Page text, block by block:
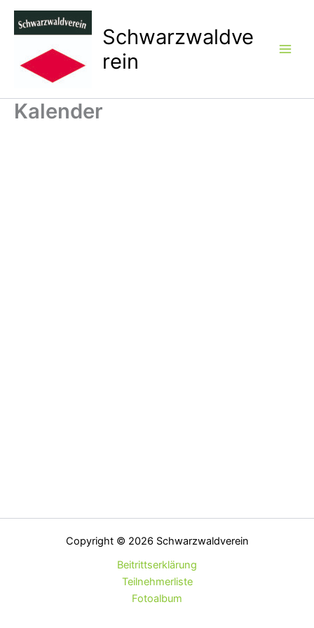
Zum
Inhalt
Schwarzwaldve
rein
Kalender
Copyright © 2026 Schwarzwaldverein
Beitrittserklärung
Teilnehmerliste
Fotoalbum